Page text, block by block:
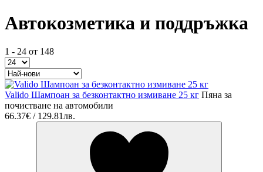
Автокозметика и поддръжка
1 - 24 от 148
Valido Шампоан за безконтактно измиване 25 кг Пяна за
почистване на автомобили
66.37€ / 129.81лв.